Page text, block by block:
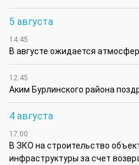
5 августа
14:45
В августе ожидается
12:45
Аким Бурлинского района
4 августа
17:00
В ЗКО на строительство
инфраструктуры за счет